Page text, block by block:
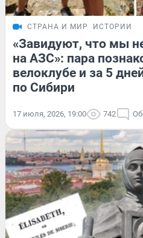
СТРАНА И МИР ИСТОРИИ
«Завидуют, что мы
на АЗС»: пара
велоклубе и за 5
по Сибири
17 июля, 2026, 19:00 742